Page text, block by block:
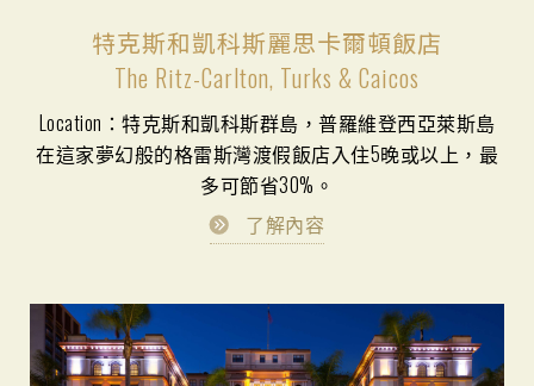
特克斯和凱科斯麗思卡爾頓飯店
The Ritz-Carlton, Turks & Caicos
Location：特克斯和凱科斯群島，普羅維登西亞萊斯島
在這家夢幻般的格雷斯灣渡假飯店入住5晚或以上，最
多可節省30%。
了解內容